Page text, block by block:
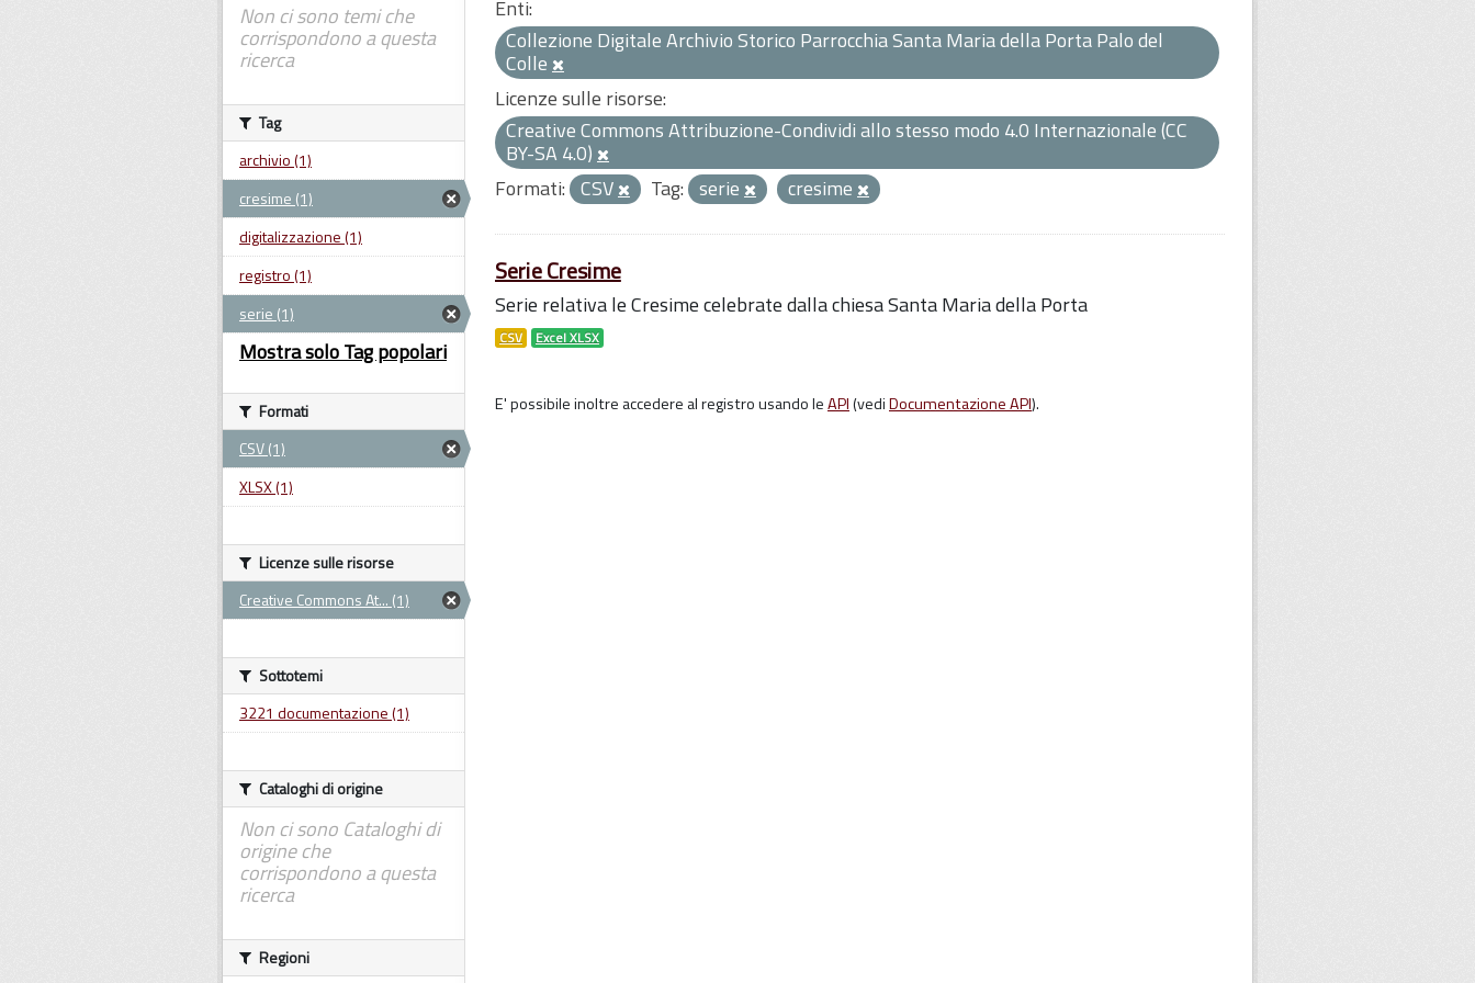
Enti:
Collezione Digitale Archivio Storico Parrocchia Santa Maria della Porta Palo del
Colle
Licenze sulle risorse:
Creative Commons Attribuzione-Condividi allo stesso modo 4.0 Internazionale (CC
BY-SA 4.0)
Formati: CSV Tag: serie cresime
Serie Cresime
Serie relativa le Cresime celebrate dalla chiesa Santa Maria della Porta
CSV Excel XLSX
E' possibile inoltre accedere al registro usando leAPI(vediDocumentazione API).
Non ci sono temi che
corrispondono a questa
ricerca
Tag
archivio (1)
cresime (1)
digitalizzazione (1)
registro (1)
serie (1)
Mostra solo Tag popolari
Formati
CSV (1)
XLSX (1)
Licenze sulle risorse
Creative Commons At... (1)
Sottotemi
3221 documentazione (1)
Cataloghi di origine
Non ci sono Cataloghi di
origine che
corrispondono a questa
ricerca
Regioni